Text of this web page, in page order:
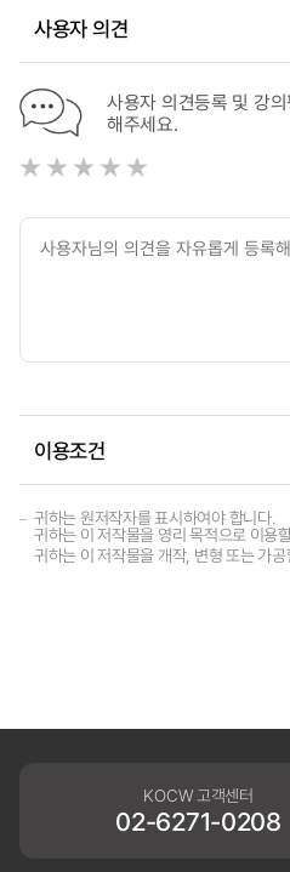
사용자 의견
사용자 의견등록 및 강
해주세요.
이용조건
귀하는 원저작자를 표시하여야 합니다.
귀하는 이 저작물을 영리 목적으로 이용
귀하는 이 저작물을 개작, 변형 또는 가
KOCW 고객센터
02-6271-0208